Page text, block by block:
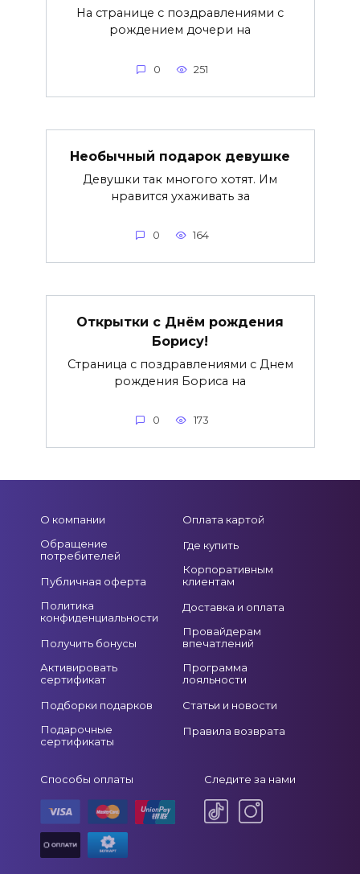
На странице с поздравлениями с
рождением дочери на
0 251
Необычный подарок девушке
Девушки так многого хотят. Им
нравится ухаживать за
0 164
Открытки с Днём рождения
Борису!
Страница с поздравлениями с Днем
рождения Бориса на
0 173
О компании
Обращение
потребителей
Публичная оферта
Политика
конфиденциальности
Получить бонусы
Активировать
сертификат
Подборки подарков
Подарочные
сертификаты
Оплата картой
Где купить
Корпоративным
клиентам
Доставка и оплата
Провайдерам
впечатлений
Программа
лояльности
Статьи и новости
Правила возврата
Способы оплаты Следите за нами